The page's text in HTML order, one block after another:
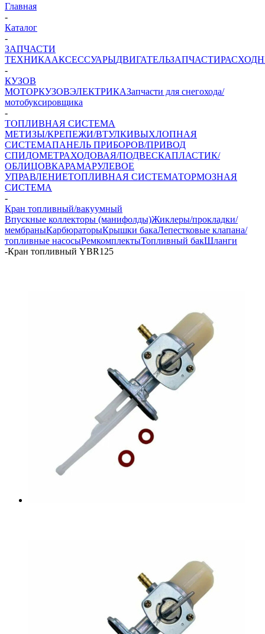
Главная
-
Каталог
-
ЗАПЧАСТИ
ТЕХНИКААКСЕССУАРЫДВИГАТЕЛЬЗАПЧАСТИ
-
КУЗОВ
МОТОРКУЗОВЭЛЕКТРИКАЗапчасти для снегохода/
мотобуксировщика
-
ТОПЛИВНАЯ СИСТЕМА
МЕТИЗЫ/КРЕПЕЖИ/ВТУЛКИВЫХЛОПНАЯ
СИСТЕМАПАНЕЛЬ ПРИБОРОВ/ПРИВОД
СПИДОМЕТРАХОДОВАЯ/ПОДВЕСКАПЛАСТИК/
ОБЛИЦОВКАРАМАРУЛЕВОЕ
УПРАВЛЕНИЕТОПЛИВНАЯ СИСТЕМАТОРМОЗНАЯ
СИСТЕМА
-
Кран топливный/вакуумный
Впускные коллекторы (манифолды)Жиклеры/прокладки/
мембраныКарбюраторыКрышки бакаЛепестковые клапана/
топливные насосыРемкомплектыТопливный бакШланги
-Кран топливный YBR125